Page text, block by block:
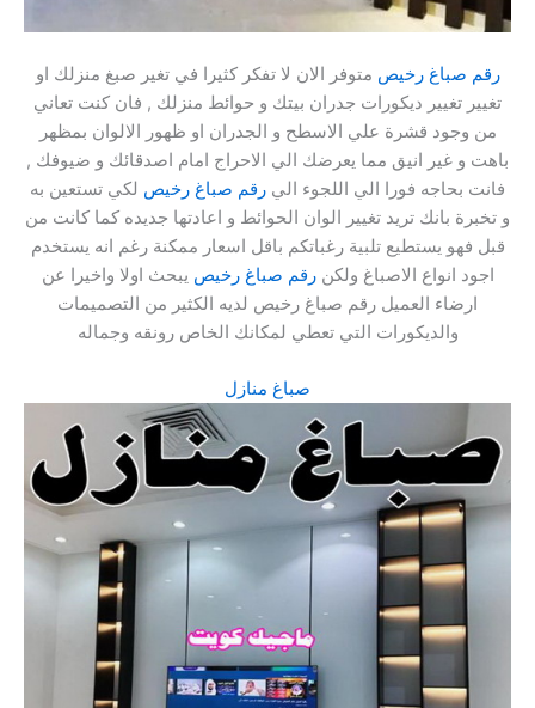
رقم صباغ رخيص متوفر الان لا تفكر كثيرا في تغير صبغ منزلك او
تغيير تغيير ديكورات جدران بيتك و حوائط منزلك , فان كنت تعاني
من وجود قشرة علي الاسطح و الجدران او ظهور الالوان بمظهر
باهت و غير انيق مما يعرضك الي الاحراج امام اصدقائك و ضيوفك ,
فانت بحاجه فورا الي اللجوء الي رقم صباغ رخيص لكي تستعين به
و تخبرة بانك تريد تغيير الوان الحوائط و اعادتها جديده كما كانت من
قبل فهو يستطيع تلبية رغباتكم باقل اسعار ممكنة رغم انه يستخدم
اجود انواع الاصباغ ولكن رقم صباغ رخيص يبحث اولا واخيرا عن
ارضاء العميل رقم صباغ رخيص لديه الكثير من التصميمات
والديكورات التي تعطي لمكانك الخاص رونقه وجماله
صباغ منازل